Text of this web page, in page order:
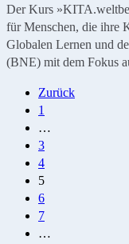
Der Kurs
für Menschen, die ihre
Globalen Lernen und
(BNE) mit dem Fokus
der
Beiträge
Zurück
1
…
3
4
5
6
7
…